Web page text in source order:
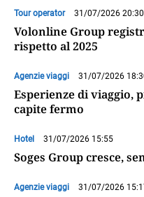
Tour operator 31/07/2026 20:30
Volonline Group
rispetto al 2025
Agenzie viaggi 31/07/2026
Esperienze di viaggio,
capite fermo
Hotel 31/07/2026 15:55
Soges Group cresce,
Agenzie viaggi 31/07/2026